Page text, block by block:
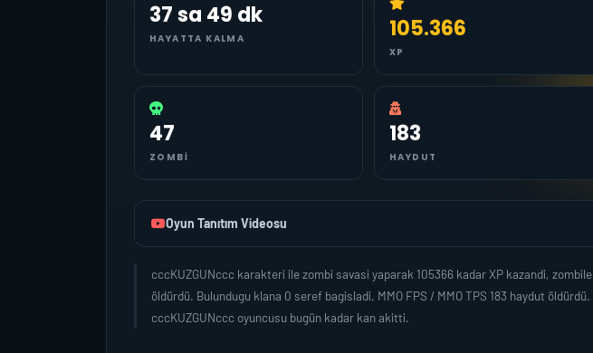
37 sa 49 dk
HAYATTA KALMA 105.366
XP
47
ZOMBI
183
HAYDUT
Oyun Tanıtım Videosu
cccKUZGUNccc karakteri ile zombi savasi yaparak 105366 kadar XP kazandi,
öldürdü. Bulundugu klana 0 seref bagisladi, MMO FPS / MMO TPS 183 haydut
cccKUZGUNccc oyuncusu bugün kadar kan akitti.